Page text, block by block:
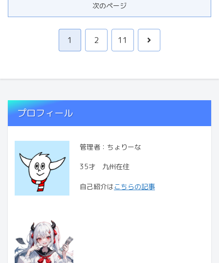
次のページ
1 2 11
次
プロフィール
管理者：ちょりーな
35才 九州在住
自己紹介はこちらの記事